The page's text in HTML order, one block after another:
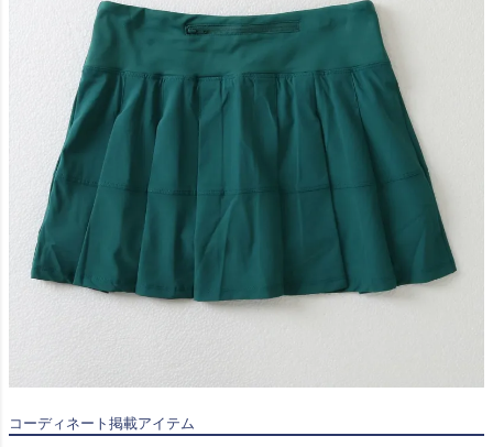
コーディネート掲載アイテム